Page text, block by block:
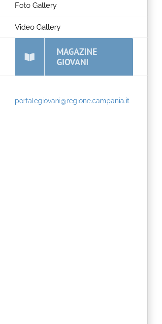
Foto Gallery
Video Gallery
MAGAZINE
GIOVANI
portalegiovani@regione.campania.it